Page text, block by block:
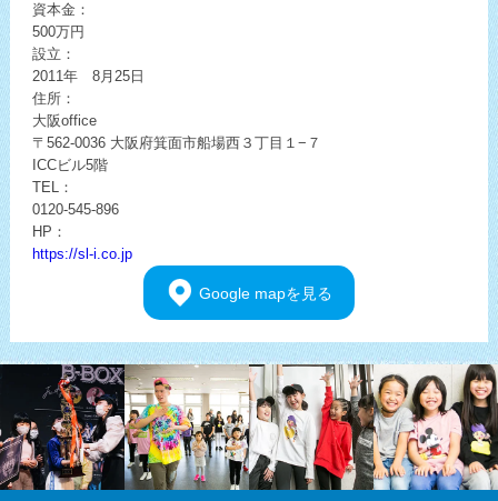
資本金：
500万円
設立：
2011年 8月25日
住所：
大阪office
〒562-0036 大阪府箕面市船場西３丁目１−７
ICCビル5階
TEL：
0120-545-896
HP：
https://sl-i.co.jp
Google mapを見る